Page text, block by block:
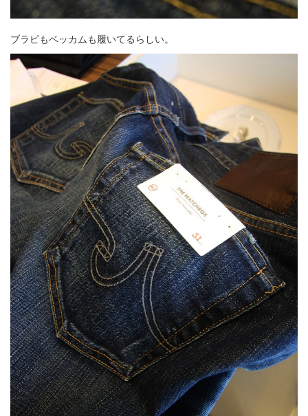
ブラピもベッカムも履いてるらしい。